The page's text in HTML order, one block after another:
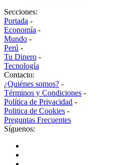
Secciones:
Portada -
Economía -
Mundo -
Perú -
Tu Dinero -
Tecnología
Contacto:
¿Quiénes somos? -
Términos y Condiciones -
Política de Privacidad -
Politica de Cookies -
Preguntas Frecuentes
Síguenos: